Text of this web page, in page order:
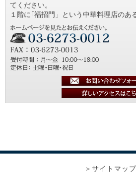
てください。
１階に｢福招門」という中華料理店のあ
サイトマップ